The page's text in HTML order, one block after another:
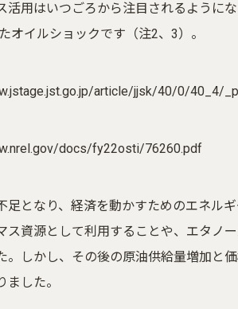
活用はいつごろから注目されるように
オイルショックです（注2、3）。
article/jjsk/40/0/40_4/
docs/fy22osti/76260.pdf
足となり、経済を動かすためのエネル
ス資源として利用することや、エタノ
。しかし、その後の原油供給量増加と
した。